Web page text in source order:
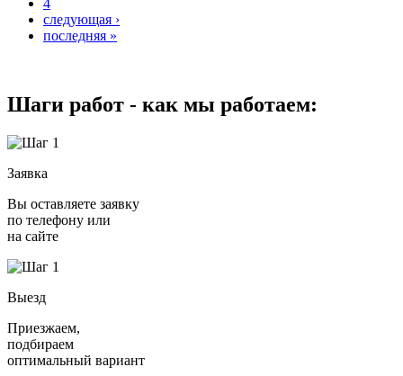
следующая ›
последняя »
Шаги работ - как мы работаем:
Заявка
Вы оставляете заявку
по телефону или
на сайте
Выезд
Приезжаем,
подбираем
оптимальный вариант